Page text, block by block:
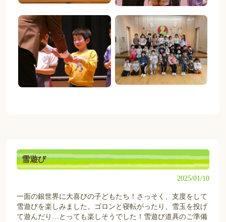
雪遊び
2025/01/10
一面の銀世界に大喜びの子どもたち！さっそく、支度をして
雪遊びを楽しみました。ゴロンと寝転がったり、雪玉を投げ
て遊んだり…とっても楽しそうでした！雪遊び道具のご準備